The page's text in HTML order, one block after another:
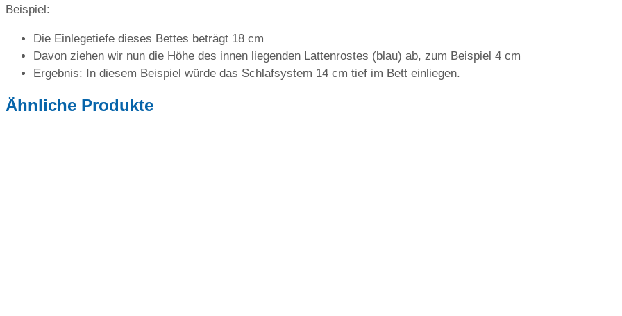
Beispiel:
Die Einlegetiefe dieses Bettes beträgt 18 cm
Davon ziehen wir nun die Höhe des innen liegenden Lattenrostes (blau) ab, zum Beispiel 4 cm
Ergebnis: In diesem Beispiel würde das Schlafsystem 14 cm tief im Bett einliegen.
Ähnliche Produkte